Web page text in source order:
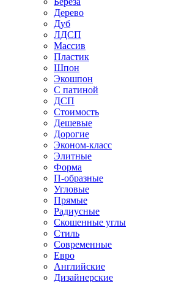
Дерево
Дуб
ЛДСП
Массив
Пластик
Шпон
Экошпон
С патиной
ДСП
Стоимость
Дешевые
Дорогие
Эконом-класс
Элитные
Форма
П-образные
Угловые
Прямые
Радиусные
Скошенные углы
Стиль
Современные
Евро
Английские
Дизайнерские